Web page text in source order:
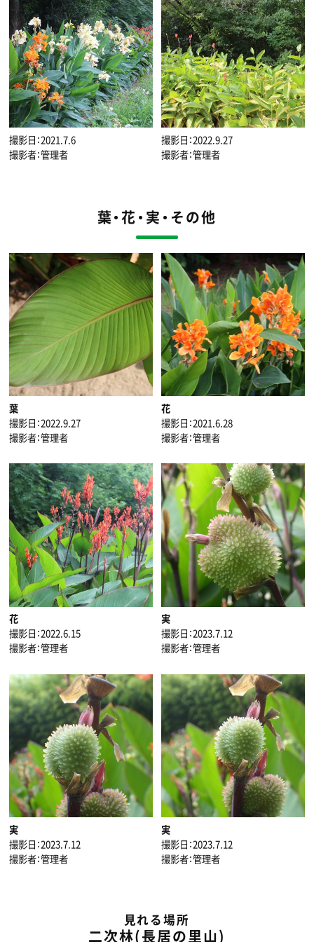
撮影日：2021.7.6
撮影者：管理者
撮影日：2022.9.27
撮影者：管理者
葉・花・実・その他
葉
撮影日：2022.9.27
撮影者：管理者
花
撮影日：2021.6.28
撮影者：管理者
花
撮影日：2022.6.15
撮影者：管理者
実
撮影日：2023.7.12
撮影者：管理者
実
撮影日：2023.7.12
撮影者：管理者
実
撮影日：2023.7.12
撮影者：管理者
見れる場所
二次林(長居の里山)